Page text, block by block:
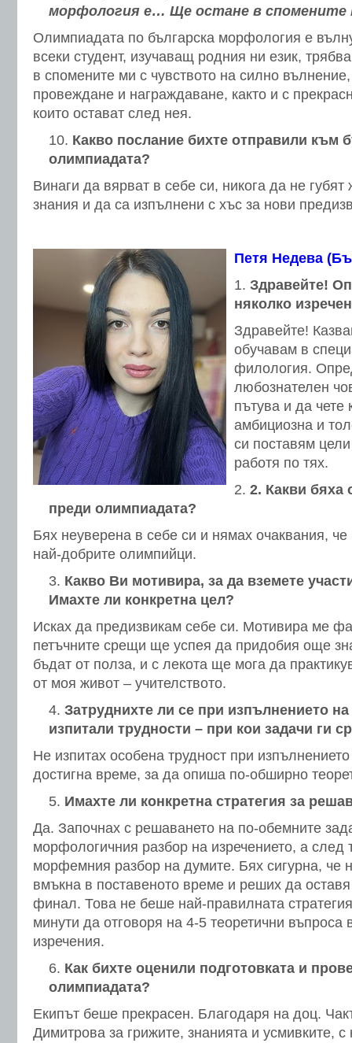
морфология е… Ще остане в
Олимпиадата по българска морфология е
всеки студент, изучаващ родния ни език,
в спомените ми с чувството на силно
провеждане и награждаване, както и с
които остават след нея.
Какво послание бихте отправили към
олимпиадата?
Винаги да вярват в себе си, никога да не
знания и да са изпълнени с хъс за нови
Петя Недева
Здравейте!
няколко
Здравейте!
обучавам в
филология.
любознателен
пътува и да чете
амбициозна и
си поставям
работя по тях.
2. Какви бяха
преди олимпиадата?
Бях неуверена в себе си и нямах очаквания,
най-добрите олимпийци.
Какво Ви мотивира, за да вземете
Имахте ли конкретна цел?
Исках да предизвикам себе си. Мотивира ме
петъчните срещи ще успея да придобия още
бъдат от полза, и с лекота ще мога да
от моя живот – учителството.
Затруднихте ли се при изпълнението на
изпитали трудности – при кои задачи ги
Не изпитах особена трудност при
достигна време, за да опиша по-обширно
Имахте ли конкретна стратегия за
Да. Започнах с решаването на по-обемните
морфологичния разбор на изречението, а след
морфемния разбор на думите. Бях сигурна, че
вмъкна в поставеното време и реших да оставя
финал. Това не беше най-правилната
минути да отговоря на 4-5 теоретични въпроса
изречения.
Как бихте оценили подготовката и
олимпиадата?
Екипът беше прекрасен. Благодаря на доц.
Димитрова за грижите, знанията и усмивките, с